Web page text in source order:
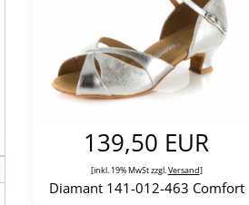
139,50 EUR
[inkl. 19% MwSt zzgl. Versand]
Diamant 141-012-463 Comfort